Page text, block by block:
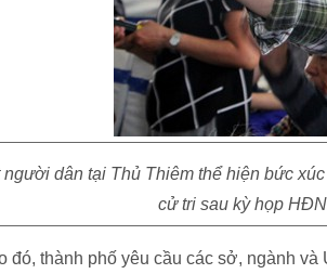
người dân tại Thủ Thiêm thể hiện bức
cử tri sau kỳ họp
đó, thành phố yêu cầu các sở, ngành